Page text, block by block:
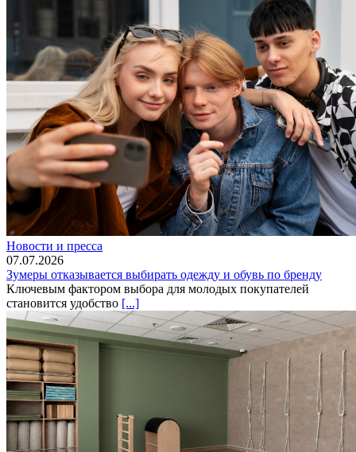
Новости и пресса
07.07.2026
Зумеры отказывается выбирать одежду и обувь по бренду
Ключевым фактором выбора для молодых покупателей
становится удобство [...]